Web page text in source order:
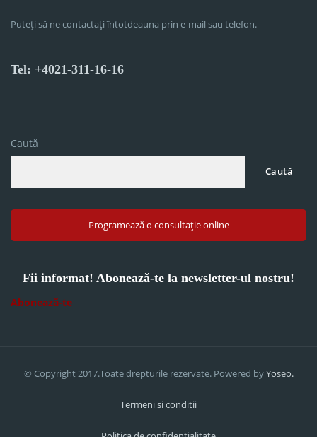
Puteți să ne contactați întotdeauna prin e-mail sau telefon.
Tel: +4021-311-16-16
Caută
Caută
Programează o consultație online
Fii informat! Abonează-te la newsletter-ul nostru!
Abonează-te
© Copyright 2017.Toate drepturile rezervate. Powered byYoseo.
Termeni si conditii